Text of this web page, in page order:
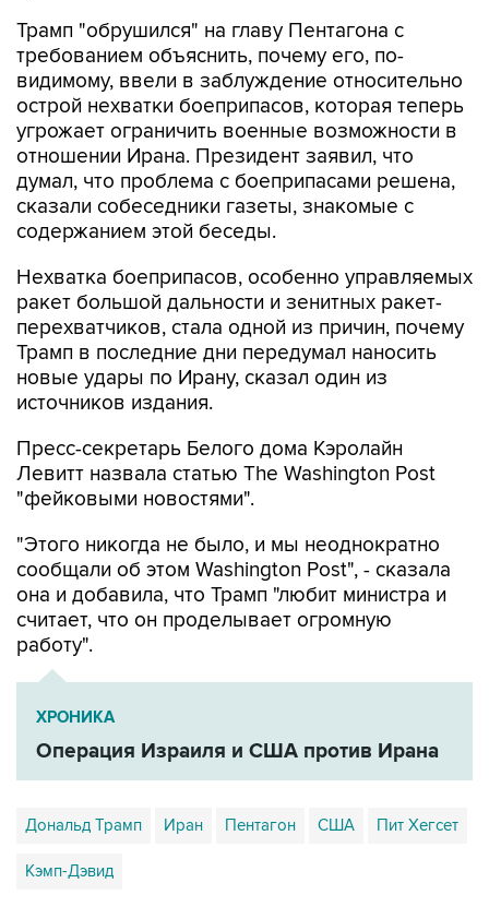
Трамп "обрушился" на главу Пентагона с
требованием объяснить, почему его, по-
видимому, ввели в заблуждение относительно
острой нехватки боеприпасов, которая теперь
угрожает ограничить военные возможности в
отношении Ирана. Президент заявил, что
думал, что проблема с боеприпасами решена,
сказали собеседники газеты, знакомые с
содержанием этой беседы.
Нехватка боеприпасов, особенно управляемых
ракет большой дальности и зенитных ракет-
перехватчиков, стала одной из причин, почему
Трамп в последние дни передумал наносить
новые удары по Ирану, сказал один из
источников издания.
Пресс-секретарь Белого дома Кэролайн
Левитт назвала статью The Washington Post
"фейковыми новостями".
"Этого никогда не было, и мы неоднократно
сообщали об этом Washington Post", - сказала
она и добавила, что Трамп "любит министра и
считает, что он проделывает огромную
работу".
ХРОНИКА
Операция Израиля и США против Ирана
Дональд Трамп Иран Пентагон США Пит Хегсет
Кэмп-Дэвид